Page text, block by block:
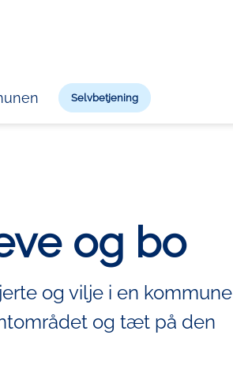
Selvbetjening
og bo
og vilje i en kommune
og tæt på den